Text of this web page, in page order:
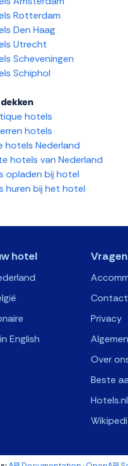
Rotterdam
Den Haag
Utrecht
Scheveningen
Schiphol
hotels
hotels
hotels Nederland
hotels van Nederland
opladen bij hotel
huren bij het hotel
hotel
English
Contact
Privacy
Over
Beste